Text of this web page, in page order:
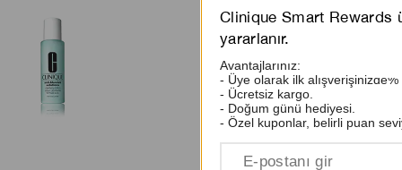
Anti-Blemish Solutions
Arındırıcı Tonik Losyon
1570.00 TL
10 inceleme
Clinique Smart Rewards
yararlanır.
Avantajlarınız:
- Üye olarak ilk
- Ücretsiz kargo.
- Doğum günü hediyesi.
- Özel kuponlar, belirli puan